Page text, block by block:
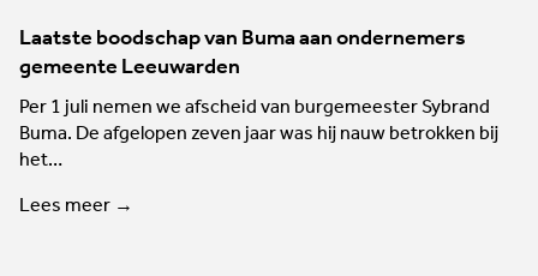
Laatste boodschap van Buma aan ondernemers
gemeente Leeuwarden
Per 1 juli nemen we afscheid van burgemeester Sybrand
Buma. De afgelopen zeven jaar was hij nauw betrokken bij
het…
Lees meer →